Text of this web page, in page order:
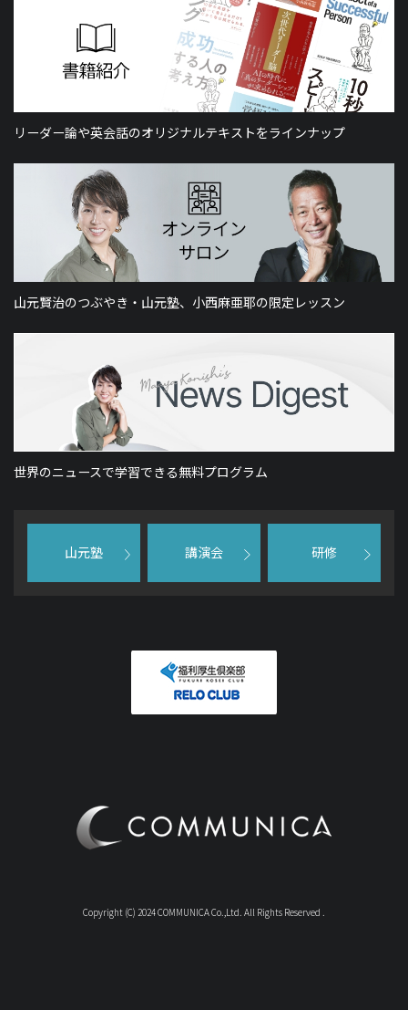
リーダー論や英会話のオリジナルテキストをラインナップ
山元賢治のつぶやき・山元塾、小西麻亜耶の限定レッスン
世界のニュースで学習できる無料プログラム
山元塾 講演会 研修
Copyright (C) 2024 COMMUNICA Co.,Ltd. All Rights Reserved .